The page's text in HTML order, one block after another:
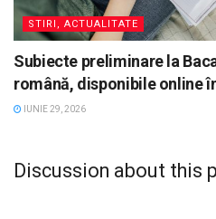
STIRI, ACTUALITATE
Subiecte preliminare la
română, disponibile online
IUNIE 29, 2026
Discussion about this